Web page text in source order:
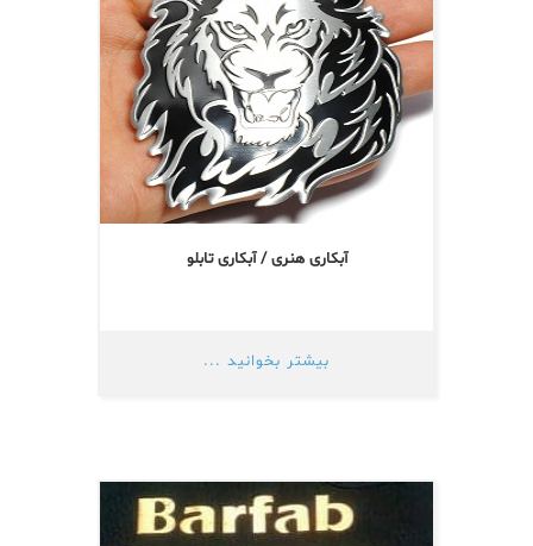
آبکاری هنری / آبکاری تابلو
بیشتر بخوانید ...